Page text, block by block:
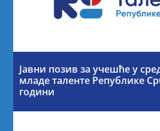
Јавни позив за учешће у
младе таленте Републике
години